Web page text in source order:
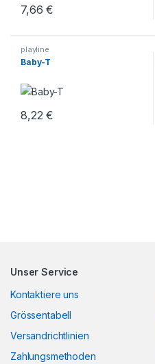
7,66€
playline
Baby-T
8,22€
Unser Service
Kontaktiere uns
Grössentabell
Versandrichtlinien
Zahlungsmethoden